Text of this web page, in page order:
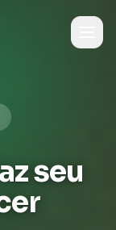
seu